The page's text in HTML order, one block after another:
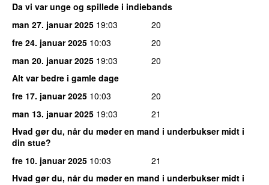
Da vi var unge og spillede i indiebands
man 27. januar 2025 19:03
20
fre 24. januar 2025 10:03
20
man 20. januar 2025 19:03
20
Alt var bedre i gamle dage
fre 17. januar 2025 10:03
20
man 13. januar 2025 19:03
21
Hvad gør du, når du møder en mand i underbukser midt i
din stue?
fre 10. januar 2025 10:03
21
Hvad gør du, når du møder en mand i underbukser midt i